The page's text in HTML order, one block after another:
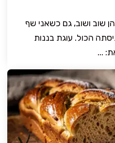
שוב ושוב, גם כשאני שף
הכול. עוגת בננות
...